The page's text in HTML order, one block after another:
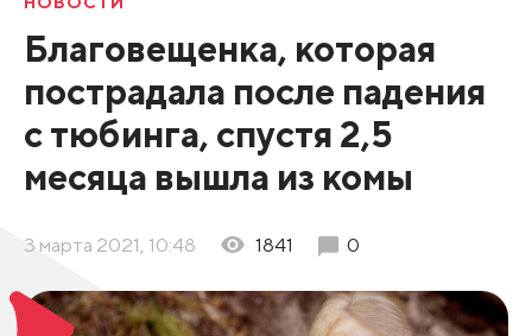
Благовещенка, которая
пострадала после падения
с тюбинга, спустя 2,5
месяца вышла из комы
3 марта 2021, 10:48 1841 0